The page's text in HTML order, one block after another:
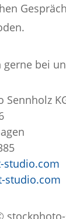
gerne bei
Sennholz
studio.com
studio.com